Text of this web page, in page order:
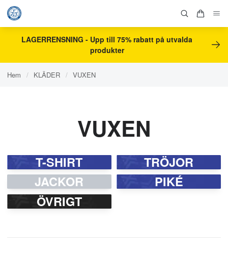
LAGERRENSNING - Upp till 75% rabatt på utvalda
produkter
Hem / KLÄDER / VUXEN
VUXEN
T-SHIRT
TRÖJOR
JACKOR
PIKÉ
ÖVRIGT